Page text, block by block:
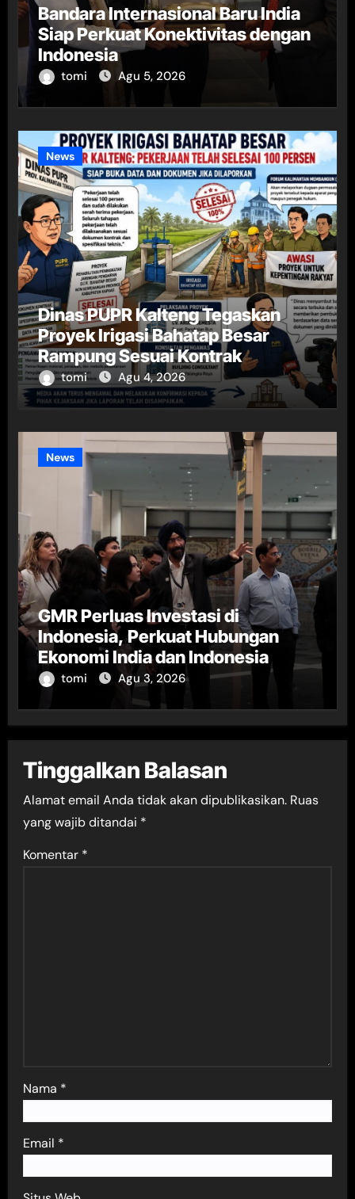
Bandara Internasional Baru India
Siap Perkuat Konektivitas dengan
Indonesia
tomi Agu 5, 2026
News
Dinas PUPR Kalteng Tegaskan
Proyek Irigasi Bahatap Besar
Rampung Sesuai Kontrak
tomi Agu 4, 2026
News
GMR Perluas Investasi di
Indonesia, Perkuat Hubungan
Ekonomi India dan Indonesia
tomi Agu 3, 2026
Tinggalkan Balasan
Alamat email Anda tidak akan dipublikasikan. Ruas
yang wajib ditandai *
Komentar *
Nama *
Email *